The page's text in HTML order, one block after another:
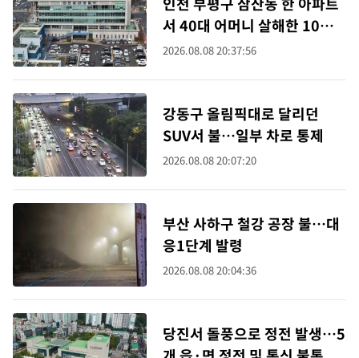
서 40대 어머니 살해한 10대
영장(종합)
2026.08.08 20:37:56
강동구 올림픽대로 달리던
SUV서 불…일부 차로 통제
2026.08.08 20:07:20
부산 사하구 철강 공장 불…대
응1단계 발령
2026.08.08 20:04:36
당진서 돌풍으로 정전 발생…5